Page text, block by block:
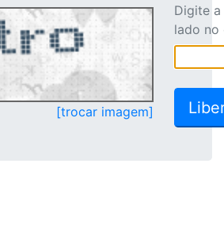
[trocar imagem]
Digite
lado no